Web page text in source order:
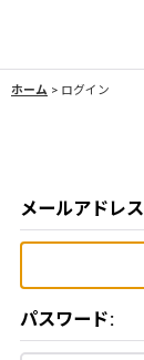
ホーム > ログイン
メールアドレス
パスワード: